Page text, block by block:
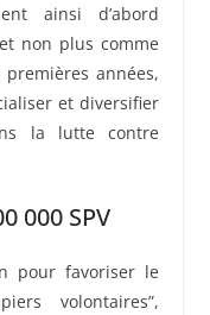
ainsi d’abord
non plus comme
années,
et diversifier
la lutte contre
000 SPV
pour favoriser le
volontaires”,